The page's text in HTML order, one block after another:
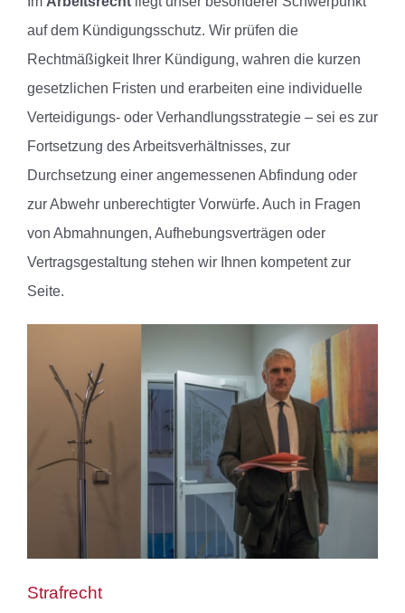
auf dem Kündigungsschutz. Wir prüfen die
Rechtmäßigkeit Ihrer Kündigung, wahren die kurzen
gesetzlichen Fristen und erarbeiten eine individuelle
Verteidigungs- oder Verhandlungsstrategie – sei es zur
Fortsetzung des Arbeitsverhältnisses, zur
Durchsetzung einer angemessenen Abfindung oder
zur Abwehr unberechtigter Vorwürfe. Auch in Fragen
von Abmahnungen, Aufhebungsverträgen oder
Vertragsgestaltung stehen wir Ihnen kompetent zur
Seite.
Strafrecht